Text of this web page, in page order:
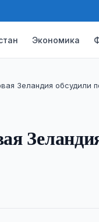
Экономика
Зеландия обсудили